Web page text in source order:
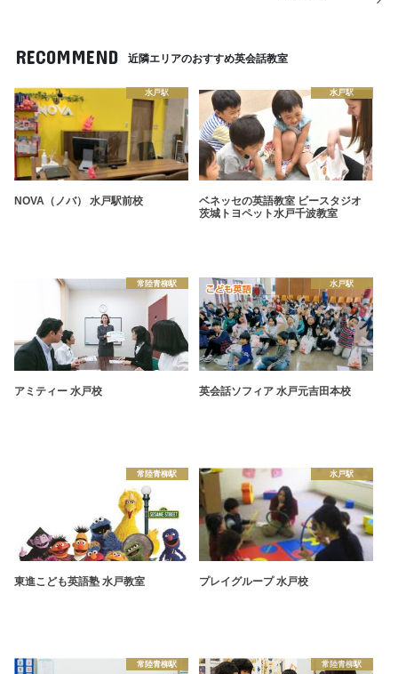
RECOMMEND 近隣エリアのおすすめ英会話教室
水戸駅
NOVA（ノバ） 水戸駅前校
水戸駅
ベネッセの英語教室 ビースタジオ
茨城トヨペット水戸千波教室
常陸青柳駅
アミティー 水戸校
水戸駅
英会話ソフィア 水戸元吉田本校
常陸青柳駅
東進こども英語塾 水戸教室
水戸駅
プレイグループ 水戸校
常陸青柳駅 常陸青柳駅